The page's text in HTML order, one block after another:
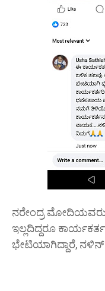
ನರೇಂದ್ರ
ಇಲ್ಲದಿದ್ದರೂ
ಭೇಟಿಯಾಗಿದ್ದಾರೆ,